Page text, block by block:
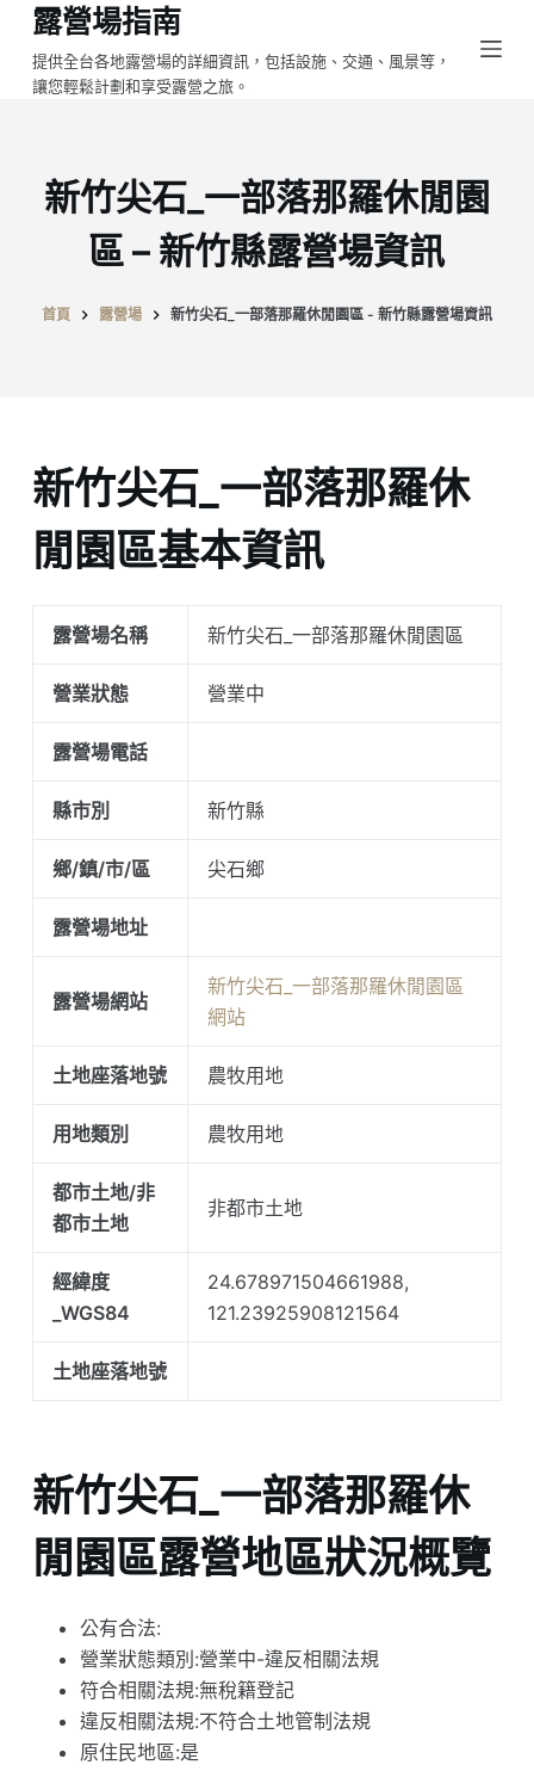
跳
至
主
露營場指南
提供全台各地露營場的詳細資訊，包括設施、交通、風景等，
讓您輕鬆計劃和享受露營之旅。
新竹尖石_一部落那羅休閒園
區 – 新竹縣露營場資訊
首頁 露營場 新竹尖石_一部落那羅休閒園區 - 新竹縣露營場資訊
新竹尖石_一部落那羅休
閒園區基本資訊
露營場名稱 新竹尖石_一部落那羅休閒園區
營業狀態 營業中
露營場電話
縣市別 新竹縣
鄉/鎮/市/區 尖石鄉
露營場地址
露營場網站
新竹尖石_一部落那羅休閒園區
網站
土地座落地號 農牧用地
用地類別 農牧用地
都市土地/非
都市土地
非都市土地
經緯度
_WGS84
24.678971504661988,
121.23925908121564
土地座落地號
新竹尖石_一部落那羅休
閒園區露營地區狀況概覽
公有合法:
營業狀態類別:營業中-違反相關法規
符合相關法規:無稅籍登記
違反相關法規:不符合土地管制法規
原住民地區:是